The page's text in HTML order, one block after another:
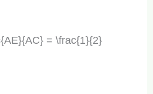
= \frac{1}{2}